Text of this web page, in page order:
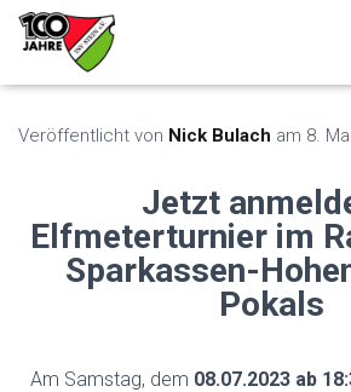
Veröffentlicht von Nick Bulach am 8.
Jetzt
Elfmeterturnier im
Sparkassen-
Pokals
Am Samstag, dem 08.07.2023 ab